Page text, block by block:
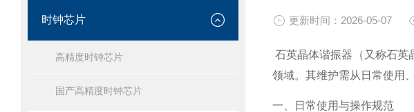
时钟芯片
高精度时钟芯片
国产高精度时钟芯片
更新时间：2026-05-07
石英晶体谐振器（又称石英
领域。其维护需从日常使用
一、日常使用与操作规范